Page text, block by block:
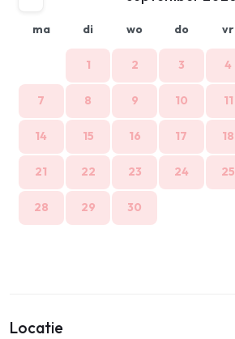
ma di wo do vr
1 2 3 4
7 8 9 10 11
14 15 16 17 18
21 22 23 24 25
28 29 30
Locatie